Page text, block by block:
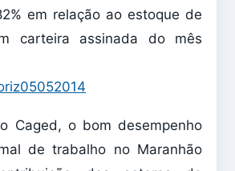
em relação ao estoque de
carteira assinada do mês
Caged, o bom desempenho
de trabalho no Maranhão